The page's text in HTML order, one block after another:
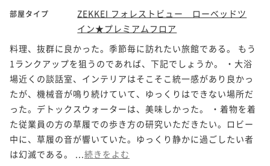
部屋タイプ
ZEKKEI フォレストビュー ローベッドツ
イン★プレミアムフロア
料理、抜群に良かった。季節毎に訪れたい旅館である。 もう
1ランクアップを狙うのであれば、下記でしょうか。 ・大浴
場近くの談話室、インテリアはそこそこ統一感があり良かっ
たが、機械音が鳴り続けていて、ゆっくりはできない場所だ
った。デトックスウォーターは、美味しかった。 ・着物を着
た従業員の方の草履での歩き方の研究いただきたい。ロビー
中に、草履の音が響いていた。ゆっくり静かに過ごしたい者
は幻滅である。 ... 続きをよむ